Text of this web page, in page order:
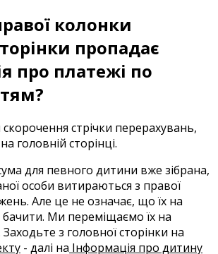
колонки
пропадає
про платежі по
?
скорочення стрічки перерахувань,
на головній сторінці.
для певного дитини вже зібрана,
особи витираються з правої
. Але це не означає, що їх на
бачити. Ми переміщаємо їх на
Заходьте з головної сторінки на
- далі на Інформація про дитину